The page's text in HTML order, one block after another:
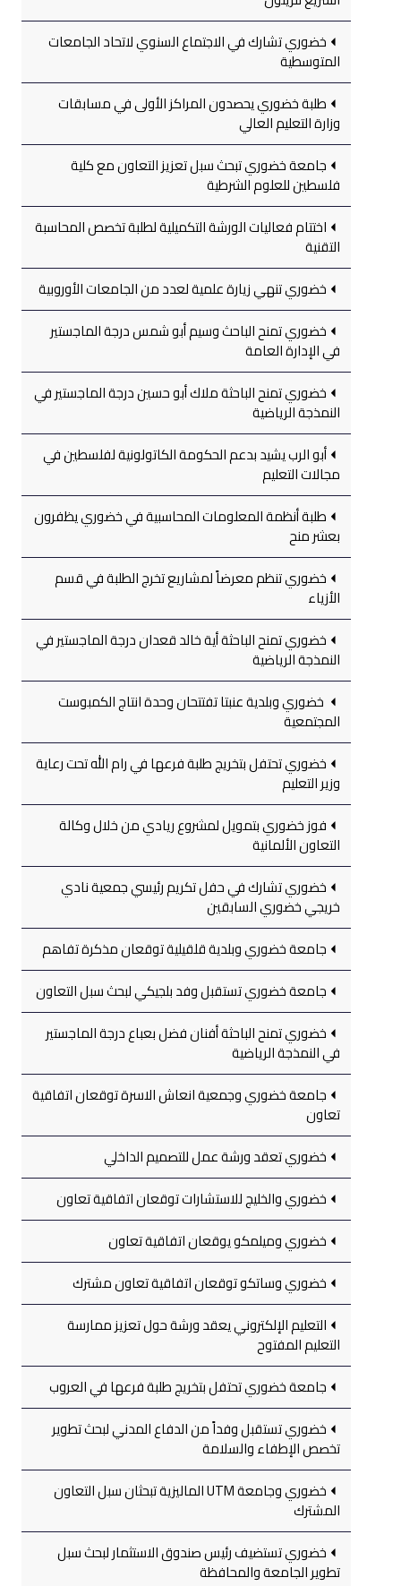
خضوري تشارك في الاجتماع السنوي لاتحاد الجامعات
المتوسطية
طلبة خضوري يحصدون المراكز الأولى في مسابقات
وزارة التعليم العالي
جامعة خضوري تبحث سبل تعزيز التعاون مع كلية
فلسطين للعلوم الشرطية
اختتام فعاليات الورشة التكميلية لطلبة تخصص المحاسبة
التقنية
خضوري تنهي زيارة علمية لعدد من الجامعات الأوروبية
خضوري تمنح الباحث وسيم أبو شمس درجة الماجستير
في الإدارة العامة
خضوري تمنح الباحثة ملاك أبو حسين درجة الماجستير في
النمذجة الرياضية
أبو الرب يشيد بدعم الحكومة الكاتولونية لفلسطين في
مجالات التعليم
طلبة أنظمة المعلومات المحاسبية في خضوري يظفرون
بعشر منح
خضوري تنظم معرضاً لمشاريع تخرج الطلبة في قسم
الأزياء
خضوري تمنح الباحثة أية خالد قعدان درجة الماجستير في
النمذجة الرياضية
خضوري وبلدية عنبتا تفتتحان وحدة انتاج الكمبوست
المجتمعية
خضوري تحتفل بتخريج طلبة فرعها في رام الله تحت رعاية
وزير التعليم
فوز خضوري بتمويل لمشروع ريادي من خلال وكالة
التعاون الألمانية
خضوري تشارك في حفل تكريم رئيسي جمعية نادي
خريجي خضوري السابقين
جامعة خضوري وبلدية قلقيلية توقعان مذكرة تفاهم
جامعة خضوري تستقبل وفد بلجيكي لبحث سبل التعاون
خضوري تمنح الباحثة أفنان فضل بعباع درجة الماجستير
في النمذجة الرياضية
جامعة خضوري وجمعية انعاش الاسرة توقعان اتفاقية
تعاون
خضوري تعقد ورشة عمل للتصميم الداخلي
خضوري والخليج للاستشارات توقعان اتفاقية تعاون
خضوري وميلمكو يوقعان اتفاقية تعاون
خضوري وساتكو توقعان اتفاقية تعاون مشترك
التعليم الإلكتروني يعقد ورشة حول تعزيز ممارسة
التعليم المفتوح
جامعة خضوري تحتفل بتخريج طلبة فرعها في العروب
خضوري تستقبل وفداً من الدفاع المدني لبحث تطوير
تخصص الإطفاء والسلامة
خضوري وجامعة UTM الماليزية تبحثان سبل التعاون
المشترك
خضوري تستضيف رئيس صندوق الاستثمار لبحث سبل
تطوير الجامعة والمحافظة